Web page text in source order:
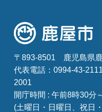
〒893-8501
鹿児島県
代表電話：0994-43-
2001
開庁時間 : 午前8時30分
(土曜日・日曜日、祝日